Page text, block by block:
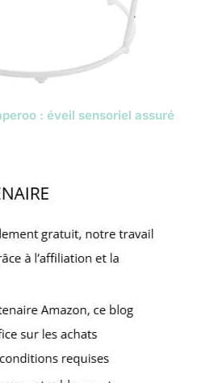
: éveil sensoriel assuré